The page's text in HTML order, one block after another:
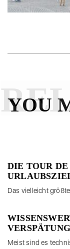
YOU
DIE TOUR
Das vielleicht
Meist sind es